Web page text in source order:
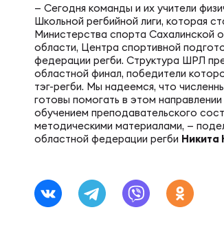
— Сегодня команды и их учители
Школьной регбийной лиги, которая
Министерства спорта Сахалинской
области, Центра спортивной
федерации регби. Структура ШРЛ
областной финал, победители
тэг-регби. Мы надеемся, что
готовы помогать в этом
обучением преподавательского
методическими материалами, —
областной федерации регби Никита